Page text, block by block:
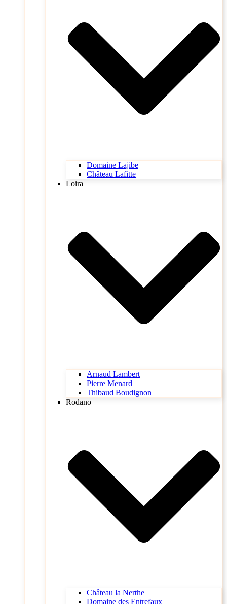
Domaine Lajibe
Château Lafitte
Loira
Arnaud Lambert
Pierre Menard
Thibaud Boudignon
Rodano
Château la Nerthe
Domaine des Entrefaux